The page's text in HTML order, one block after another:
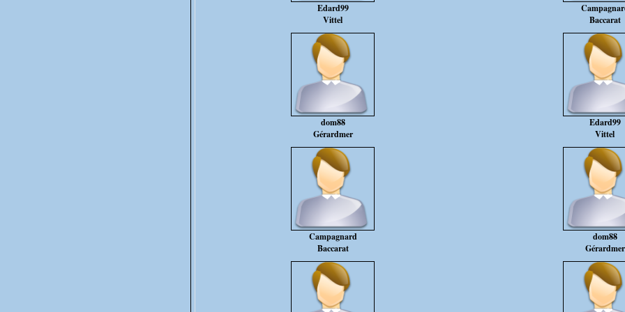
Edard99
Vittel
Baccarat
dom88
Gérardmer
Edard99
Vittel
Campagnard
Baccarat
dom88
Gérardmer